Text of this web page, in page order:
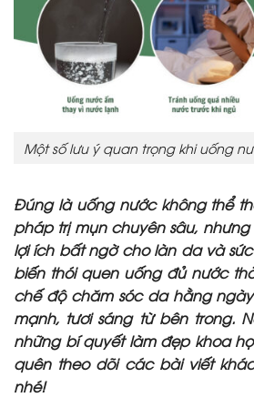
Một số lưu ý quan trọng khi uống
Đúng là uống nước không thể
pháp trị mụn chuyên sâu,
lợi ích bất ngờ cho làn da và
biến thói quen uống đủ nước
chế độ chăm sóc da hằng
mạnh, tươi sáng từ bên trong.
những bí quyết làm đẹp khoa
quên theo dõi các bài viết
nhé!